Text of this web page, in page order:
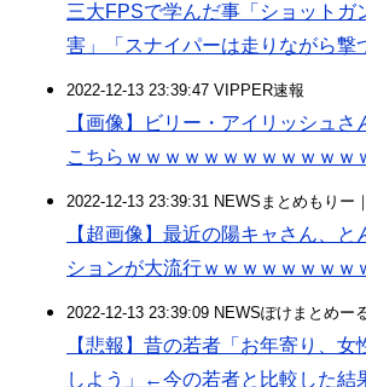
三大FPSで学んだ事「ショットガ
害」「スナイパーは走りながら撃
2022-12-13 23:39:47 VIPPER速報
【画像】ビリー・アイリッシュ
こちらｗｗｗｗｗｗｗｗｗｗｗｗ
2022-12-13 23:39:31 NEWSまとめもりー
【超画像】最近の陽キャさん、と
ションが大流行ｗｗｗｗｗｗｗｗ
2022-12-13 23:39:09 NEWSぽけまとめー
【悲報】昔の若者「お年寄り、女
しよう」←今の若者と比較した結